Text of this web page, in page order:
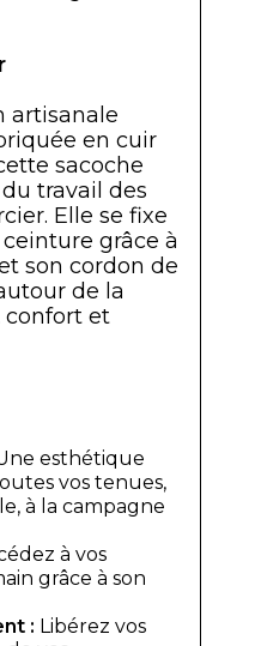
artisanale
en cuir
sacoche
travail des
Elle se fixe
grâce à
son cordon de
de la
confort et
esthétique
vos tenues,
à la campagne
à vos
grâce à son
: Libérez vos